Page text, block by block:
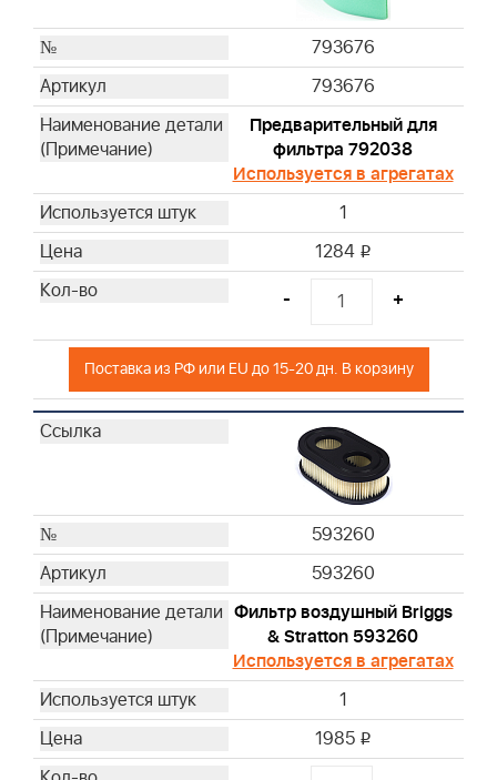
793676
793676
Предварительный для
фильтра 792038
Используется в агрегатах
1
1284 i
- +
Поставка из РФ или EU до 15-20 дн. В корзину
593260
593260
Фильтр воздушный Briggs
& Stratton 593260
Используется в агрегатах
1
1985 i